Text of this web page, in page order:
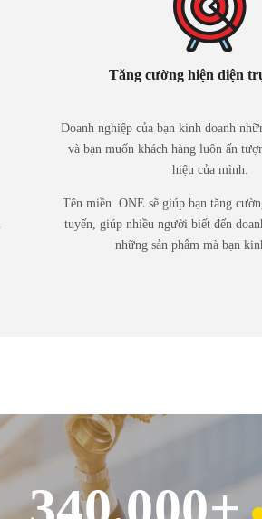
Tăng cường hiện diện
Doanh nghiệp của bạn kinh doanh
và bạn muốn khách hàng luôn ấn
hiệu của mình.
Tên miền .ONE sẽ giúp bạn tăng
tuyến, giúp nhiều người biết đến
những sản phẩm mà bạn